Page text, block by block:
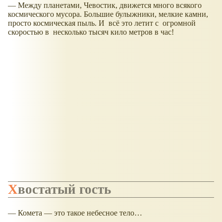
— Между планетами, Чевостик, движется много всякого
космического мусора. Большие булыжники, мелкие камни,
просто космическая пыль. И всё это летит с огромной
скоростью в несколько тысяч кило метров в час!
Хвостатый гость
— Комета — это такое небесное тело…